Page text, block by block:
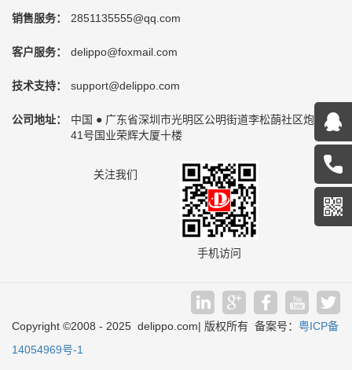
销售服务： 2851135555@qq.com
客户服务： delippo@foxmail.com
技术支持： support@delippo.com
公司地址：
中国 ● 广东省深圳市光明区公明街道李松蓢社区炮台路
41号国业荣辉大厦十楼
关注我们
手机访问
Copyright ©2008 - 2025 delippo.com| 版权所有 备案号： 粤ICP备
14054969号-1